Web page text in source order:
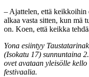
– Ajattelen, että keikkoihin
alkaa vasta sitten, kun mä
on. Koen, että keikka
Yona esiintyy
(Isokatu 17) sunnuntaina
ovet avataan yleisölle
festivaalia.